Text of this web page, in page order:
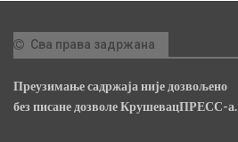
Сва права задржана
Преузимање садржаја није дозвољено
без писане дозволе КрушевацПРЕСС-а.